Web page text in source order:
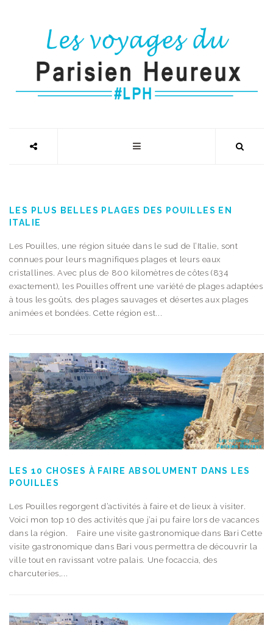
LES PLUS BELLES PLAGES DES POUILLES EN
ITALIE
Les Pouilles, une région située dans le sud de l’Italie, sont
connues pour leurs magnifiques plages et leurs eaux
cristallines. Avec plus de 800 kilomètres de côtes (834
exactement), les Pouilles offrent une variété de plages adaptées
à tous les goûts, des plages sauvages et désertes aux plages
animées et bondées. Cette région est...
LES 10 CHOSES À FAIRE ABSOLUMENT DANS LES
POUILLES
Les Pouilles regorgent d’activités à faire et de lieux à visiter.
Voici mon top 10 des activités que j’ai pu faire lors de vacances
dans la région. Faire une visite gastronomique dans Bari Cette
visite gastronomique dans Bari vous permettra de découvrir la
ville tout en ravissant votre palais. Une focaccia, des
charcuteries,...